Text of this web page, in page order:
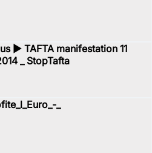
► TAFTA manifestation 11
_ StopTafta
_